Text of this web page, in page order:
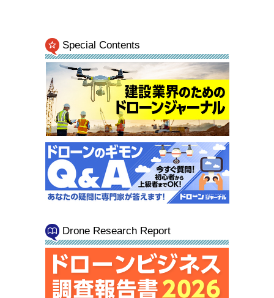
Special Contents
Drone Research Report